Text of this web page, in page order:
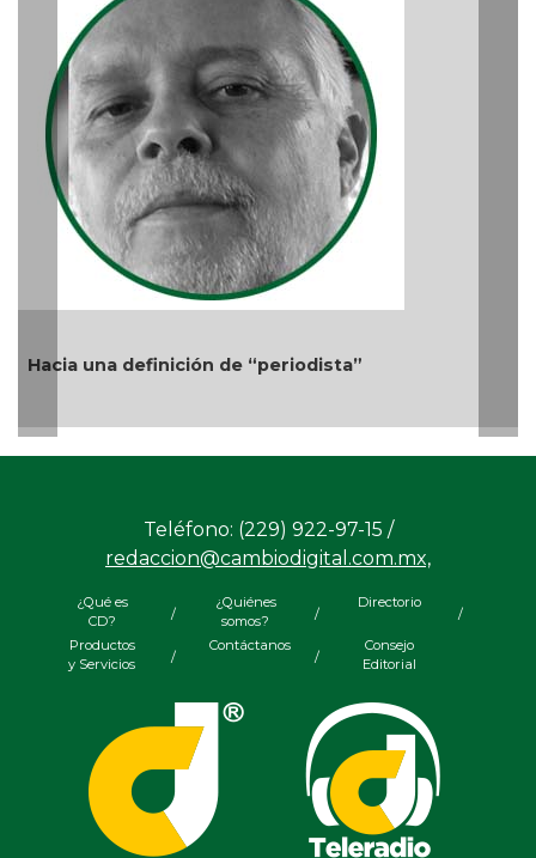
“periodista”
El debate de la
Audiencias
Ago 05, 2026 / 11:33 AM
Teléfono: (229) 922-97-15 /